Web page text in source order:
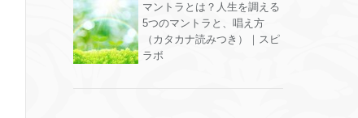
マントラとは？人生を調える
5つのマントラと、唱え方
（カタカナ読みつき）｜スピ
ラボ